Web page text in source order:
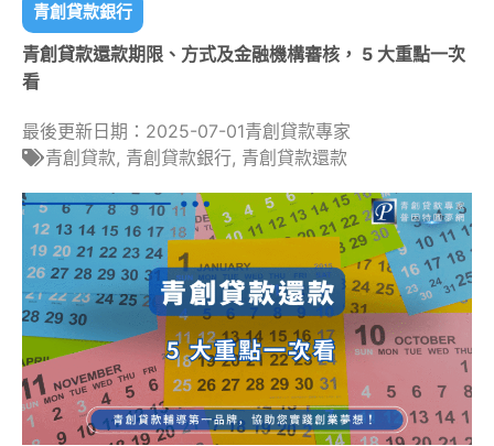
青創貸款銀行
青創貸款還款期限、方式及金融機構審核， 5 大重點一次
看
最後更新日期：2025-07-01青創貸款專家
青創貸款, 青創貸款銀行, 青創貸款還款